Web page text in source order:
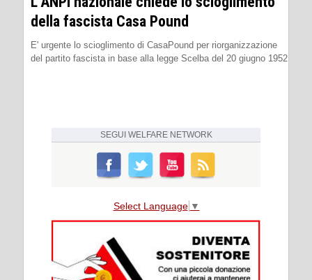
della fascista Casa Pound
E' urgente lo scioglimento di CasaPound per riorganizzazione
del partito fascista in base alla legge Scelba del 20 giugno 1952
SEGUI WELFARE NETWORK
Select Language ▼